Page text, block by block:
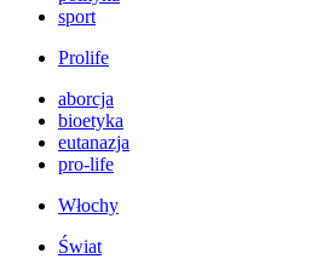
sport
Prolife
aborcja
bioetyka
eutanazja
pro-life
Włochy
Świat